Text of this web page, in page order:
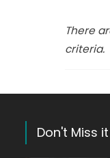
There
criteria.
Don't Miss it